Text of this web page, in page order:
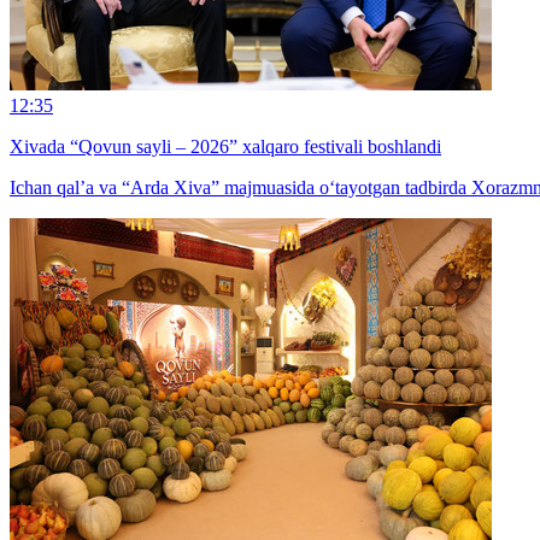
12:35
Xivada “Qovun sayli – 2026” xalqaro festivali boshlandi
Ichan qal’a va “Arda Xiva” majmuasida o‘tayotgan tadbirda